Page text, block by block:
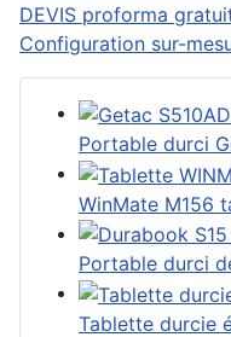
DEVIS proforma
Configuration sur-
Portable durci
WinMate M156
Portable durci
Tablette durcie